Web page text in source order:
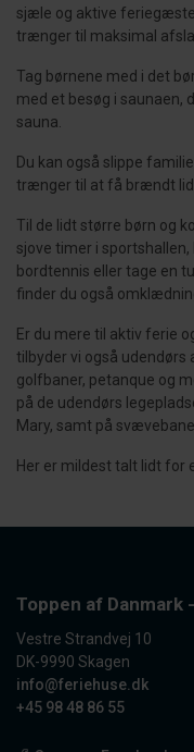
sjæle og aktive
trænger til maksimal
Tag børnene med i det
med et besøg i saunaen,
sauna.
Du kan også slippe
trænger til at få brændt
Til de lidt større børn og
sjove timer i
bordtennis eller tage en
finder du også
Er du mere til aktiv ferie
tilbyder vi også
golfbaner, petanque og
på de udendørs
Mary, samt på
Her er mildest talt lidt for
Toppen af Danmark
Vestre Strandvej 10
DK-9990 Skagen
info@feriehuse.dk
+45 98 48 86 55